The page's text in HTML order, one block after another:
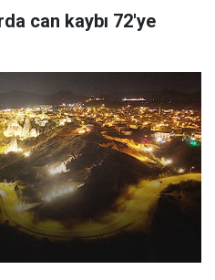
can kaybı 72'ye